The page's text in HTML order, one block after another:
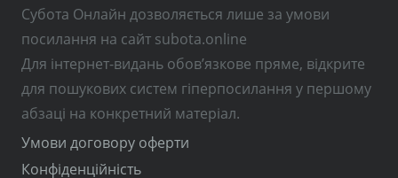
Субота Онлайн дозволяється лише за умови
посилання на сайт subota.online
Для інтернет-видань обов’язкове пряме, відкрите
для пошукових систем гіперпосилання у першому
абзаці на конкретний матеріал.
Умови договору оферти
Конфіденційність